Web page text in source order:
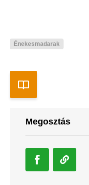
Énekesmadarak
Megosztás